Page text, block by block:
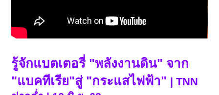
รู้จักแบตเตอรี่ "พลังงานดิน" จาก
"แบคทีเรีย"สู่ "กระแสไฟฟ้า" | TNN